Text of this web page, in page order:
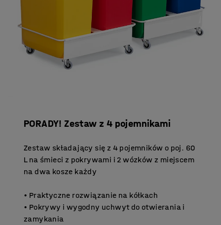
PORADY! Zestaw z 4 pojemnikami
Zestaw składający się z 4 pojemników o poj. 60
L na śmieci z pokrywami i 2 wózków z miejscem
na dwa kosze każdy
• Praktyczne rozwiązanie na kółkach
• Pokrywy i wygodny uchwyt do otwierania i
zamykania